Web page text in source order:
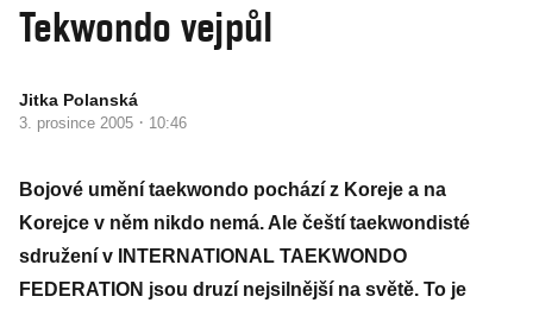
Tekwondo vejpůl
Jitka Polanská
3. prosince 2005 · 10:46
Bojové umění taekwondo pochází z Koreje a na
Korejce v něm nikdo nemá. Ale čeští taekwondisté
sdružení v INTERNATIONAL TAEKWONDO
FEDERATION jsou druzí nejsilnější na světě. To je